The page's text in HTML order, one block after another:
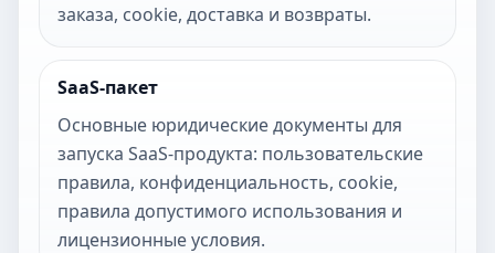
заказа, cookie, доставка и возвраты.
SaaS-пакет
Основные юридические документы для
запуска SaaS-продукта: пользовательские
правила, конфиденциальность, cookie,
правила допустимого использования и
лицензионные условия.